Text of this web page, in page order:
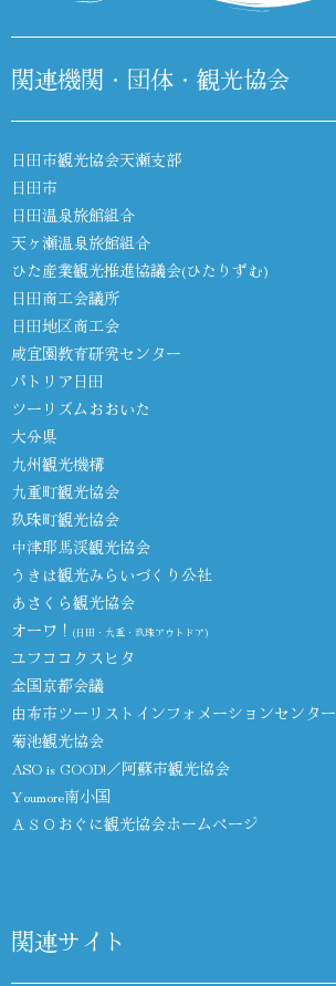
関連機関・団体・観光協会
日田市観光協会天瀬支部
日田市
日田温泉旅館組合
天ヶ瀬温泉旅館組合
ひた産業観光推進協議会(ひたりずむ)
日田商工会議所
日田地区商工会
咸宜園教育研究センター
パトリア日田
ツーリズムおおいた
大分県
九州観光機構
九重町観光協会
玖珠町観光協会
中津耶馬渓観光協会
うきは観光みらいづくり公社
あさくら観光協会
オーワ！ (日田・九重・玖珠アウトドア)
ユフココクスヒタ
全国京都会議
由布市ツーリストインフォメーションセンター
菊池観光協会
ASO is GOOD!／阿蘇市観光協会
Youmore南小国
ＡＳＯおぐに観光協会ホームページ
関連サイト